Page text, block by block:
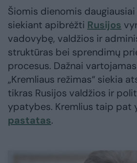
Šiomis dienomis
siekiant apibrėžti Rusijos
vadovybę, valdžios ir
struktūras bei sprendimų
procesus. Dažnai
„Kremliaus režimas“ siekia
tikras Rusijos valdžios ir
ypatybes. Kremlius taip pat
pastatas.